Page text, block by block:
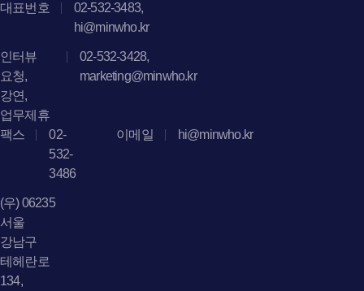
대표번호
02-532-3483,
hi@minwho.kr
인터뷰
요청,
강연,
업무제휴
02-532-3428,
marketing@minwho.kr
팩스
02-
532-
3486
이메일 hi@minwho.kr
(우) 06235
서울
강남구
테헤란로
134,